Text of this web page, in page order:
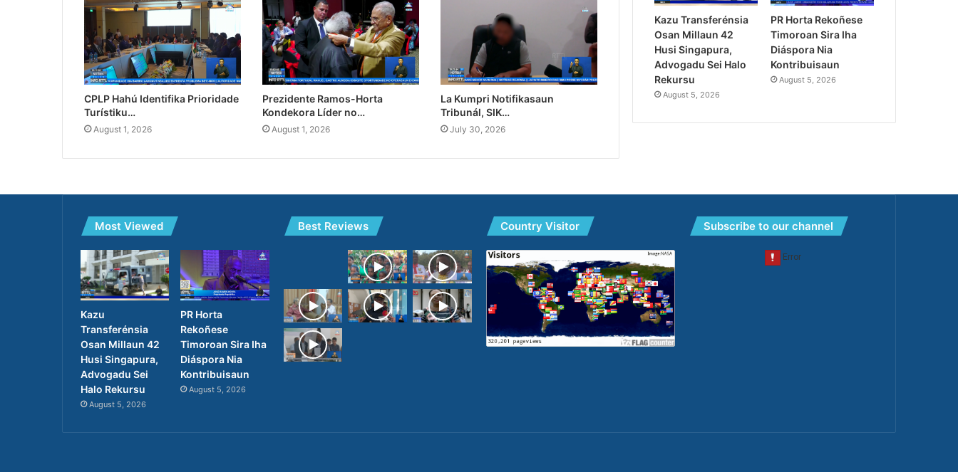
CPLP Hahú Identifika Prioridade
Turístiku…
August 1, 2026
Prezidente Ramos-Horta
Kondekora Líder no…
August 1, 2026
La Kumpri Notifikasaun
Tribunál, SIK…
July 30, 2026
Kazu Transferénsia
Osan Millaun 42
Husi Singapura,
Advogadu Sei Halo
Rekursu
August 5, 2026
PR Horta Rekoñese
Timoroan Sira Iha
Diáspora Nia
Kontribuisaun
August 5, 2026
Most Viewed
Kazu
Transferénsia
Osan Millaun 42
Husi Singapura,
Advogadu Sei
Halo Rekursu
August 5, 2026
PR Horta
Rekoñese
Timoroan Sira Iha
Diáspora Nia
Kontribuisaun
August 5, 2026
Best Reviews Country Visitor Subscribe to our channel